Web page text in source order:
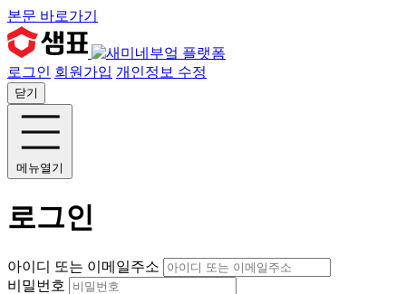
본문 바로가기
로그인 회원가입 개인정보 수정
닫기
메뉴열기
로그인
아이디 또는 이메일주소
비밀번호